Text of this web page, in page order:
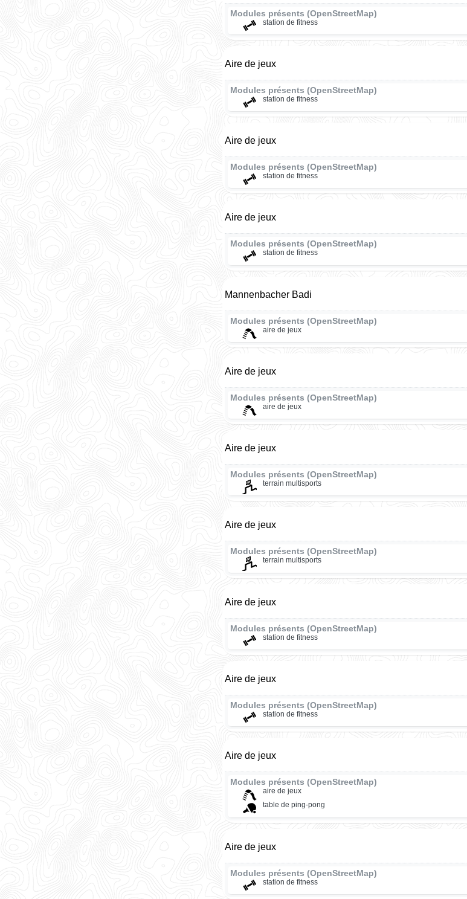
Modules présents (OpenStreetMap)
station de fitness
Aire de jeux
Modules présents (OpenStreetMap)
station de fitness
Aire de jeux
Modules présents (OpenStreetMap)
station de fitness
Aire de jeux
Modules présents (OpenStreetMap)
station de fitness
Mannenbacher Badi
Modules présents (OpenStreetMap)
aire de jeux
Aire de jeux
Modules présents (OpenStreetMap)
aire de jeux
Aire de jeux
Modules présents (OpenStreetMap)
terrain multisports
Aire de jeux
Modules présents (OpenStreetMap)
terrain multisports
Aire de jeux
Modules présents (OpenStreetMap)
station de fitness
Aire de jeux
Modules présents (OpenStreetMap)
station de fitness
Aire de jeux
Modules présents (OpenStreetMap)
aire de jeux
table de ping-pong
Aire de jeux
Modules présents (OpenStreetMap)
station de fitness